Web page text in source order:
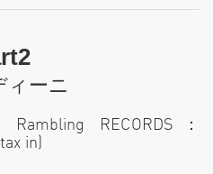
ィーニ
RECORDS：
in)